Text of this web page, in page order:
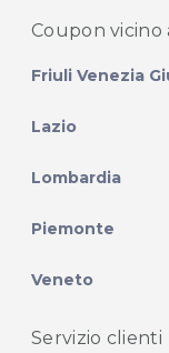
Coupon vicino
Friuli Venezia
Lazio
Lombardia
Piemonte
Veneto
Servizio clienti